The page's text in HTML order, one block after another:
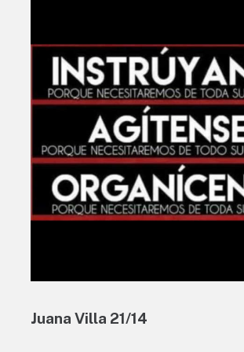
Juana Villa 21/14